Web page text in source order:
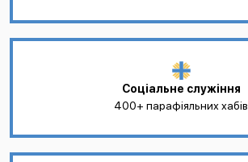
Соціальне служіння
400+ парафіяльних хабів